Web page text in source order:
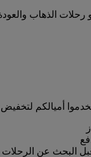
رحلات الذهاب
أميالكم
عن الرحلات